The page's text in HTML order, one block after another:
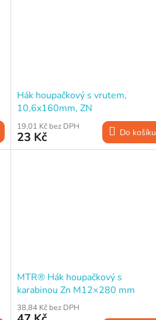
Hák houpačkový s vrutem,
10,6x160mm, ZN
19,01 Kč bez DPH
23 Kč Do košíku
MTR® Hák houpačkový s
karabinou Zn M12×280 mm
38,84 Kč bez DPH